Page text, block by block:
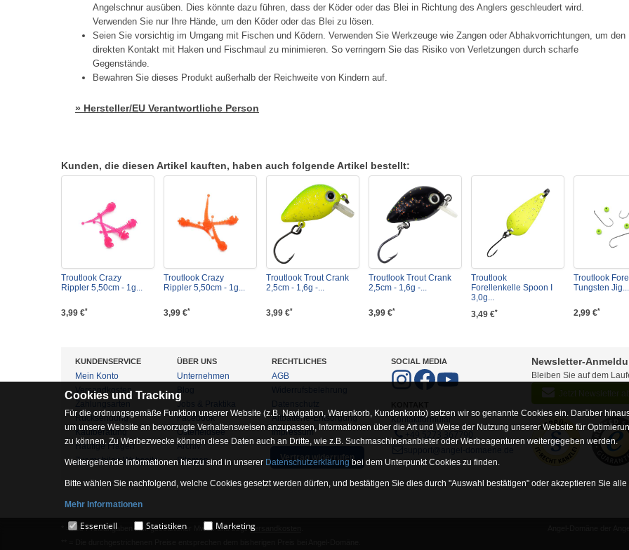
Angelschnur ausüben. Dies könnte dazu führen, dass der Köder oder das Blei in Richtung des Anglers geschleudert wird.
Verwenden Sie nur Ihre Hände, um den Köder oder das Blei zu lösen.
Seien Sie vorsichtig im Umgang mit Fischen und Ködern. Verwenden Sie Werkzeuge wie Zangen oder Abhakvorrichtungen, um den
direkten Kontakt mit Haken und Fischmaul zu minimieren. So verringern Sie das Risiko von Verletzungen durch scharfe
Gegenstände.
Bewahren Sie dieses Produkt außerhalb der Reichweite von Kindern auf.
» Hersteller/EU Verantwortliche Person
Kunden, die diesen Artikel kauften, haben auch folgende Artikel bestellt:
Troutlook Crazy
Rippler 5,50cm - 1g...
3,99 €*
Troutlook Crazy
Rippler 5,50cm - 1g...
3,99 €*
Troutlook Trout Crank
2,5cm - 1,6g -...
3,99 €*
Troutlook Trout Crank
2,5cm - 1,6g -...
3,99 €*
Troutlook
Forellenkelle Spoon I
3,0g...
3,49 €*
Troutlook
Tungsten Jig...
2,99 €*
KUNDENSERVICE
Mein Konto
Versandkosten
Rücksendung
Kaufberatung
Häufige Fragen
Zur mobilen Webseite
ÜBER UNS
Unternehmen
Jobs & Praktika
Facebook
Osterfeldsee
Archiv
Sitemap
RECHTLICHES
AGB
Altbatterie-Entsorgung
Impressum
Vertrag widerrufen
SOCIAL MEDIA
Kontaktformular
Newsletter-
Bleiben Sie auf dem
Jetzt Newsletter
* = Alle Preisangaben inkl. gesetzlicher MwSt. und zzgl.Versandkosten
Angel-Domäne der
Cookies und Tracking
Für die ordnungsgemäße Funktion unserer Website (z.B. Navigation, Warenkorb, Kundenkonto) setzen wir so genannte Cookies ein. Darüber
um unsere Website an bevorzugte Verhaltensweisen anzupassen, Informationen über die Art und Weise der Nutzung unserer Website für
zu können. Zu Werbezwecke können diese Daten auch an Dritte, wie z.B. Suchmaschinenanbieter oder Werbeagenturen weitergegeben werden.
Weitergehende Informationen hierzu sind in unserer Datenschutzerklärung bei dem Unterpunkt Cookies zu finden.
Bitte wählen Sie nachfolgend, welche Cookies gesetzt werden dürfen, und bestätigen Sie dies durch "Auswahl bestätigen" oder akzeptieren Sie
Mehr Informationen
Essentiell
Hierbei handelt es sich um Cookies, die für die Grundfunktionen unserer Website erforderlich sind (z.B. Navigation, Warenkorb, Kundenkonto),
Essentiell Statistiken Marketing